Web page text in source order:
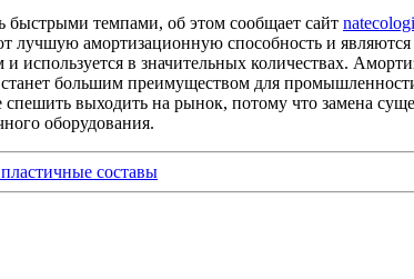
быстрыми темпами, об этом сообщает сайт
лучшую амортизационную способность и
используется в значительных количествах.
большим преимуществом для
спешить выходить на рынок, потому что замена
оборудования.
составы